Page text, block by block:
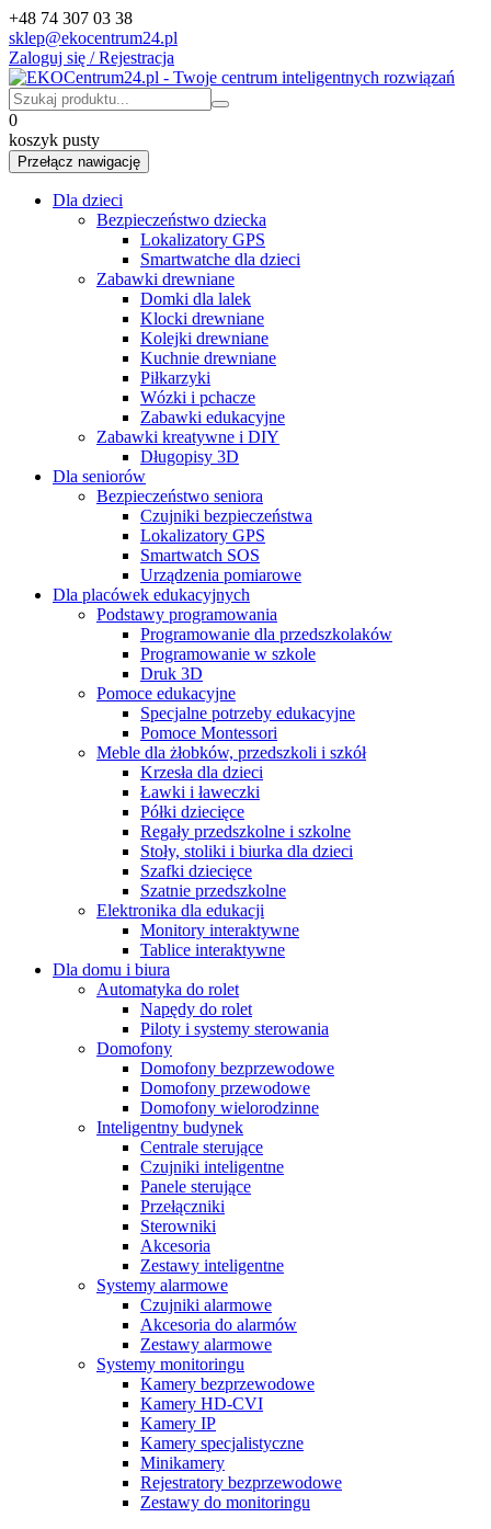
+48 74 307 03 38
sklep@ekocentrum24.pl
Zaloguj się / Rejestracja
0
koszyk pusty
Przełącz nawigację
Dla dzieci
Bezpieczeństwo dziecka
Lokalizatory GPS
Smartwatche dla dzieci
Zabawki drewniane
Domki dla lalek
Klocki drewniane
Kolejki drewniane
Kuchnie drewniane
Piłkarzyki
Wózki i pchacze
Zabawki edukacyjne
Zabawki kreatywne i DIY
Długopisy 3D
Dla seniorów
Bezpieczeństwo seniora
Czujniki bezpieczeństwa
Lokalizatory GPS
Smartwatch SOS
Urządzenia pomiarowe
Dla placówek edukacyjnych
Podstawy programowania
Programowanie dla przedszkolaków
Programowanie w szkole
Druk 3D
Pomoce edukacyjne
Specjalne potrzeby edukacyjne
Pomoce Montessori
Meble dla żłobków, przedszkoli i szkół
Krzesła dla dzieci
Ławki i ławeczki
Półki dziecięce
Regały przedszkolne i szkolne
Stoły, stoliki i biurka dla dzieci
Szafki dziecięce
Szatnie przedszkolne
Elektronika dla edukacji
Monitory interaktywne
Tablice interaktywne
Dla domu i biura
Automatyka do rolet
Napędy do rolet
Piloty i systemy sterowania
Domofony
Domofony bezprzewodowe
Domofony przewodowe
Domofony wielorodzinne
Inteligentny budynek
Centrale sterujące
Czujniki inteligentne
Panele sterujące
Przełączniki
Sterowniki
Akcesoria
Zestawy inteligentne
Systemy alarmowe
Czujniki alarmowe
Akcesoria do alarmów
Zestawy alarmowe
Systemy monitoringu
Kamery bezprzewodowe
Kamery HD-CVI
Kamery IP
Kamery specjalistyczne
Minikamery
Rejestratory bezprzewodowe
Zestawy do monitoringu